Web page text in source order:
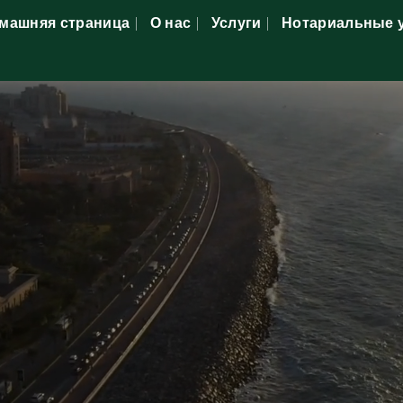
страница О нас Услуги Нотариальные